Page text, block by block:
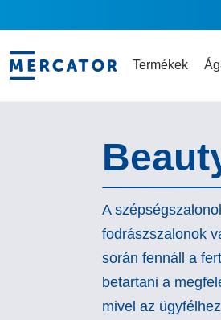
Termékek
A
fodrászszalonok
során fennáll a
betartani a
mivel az